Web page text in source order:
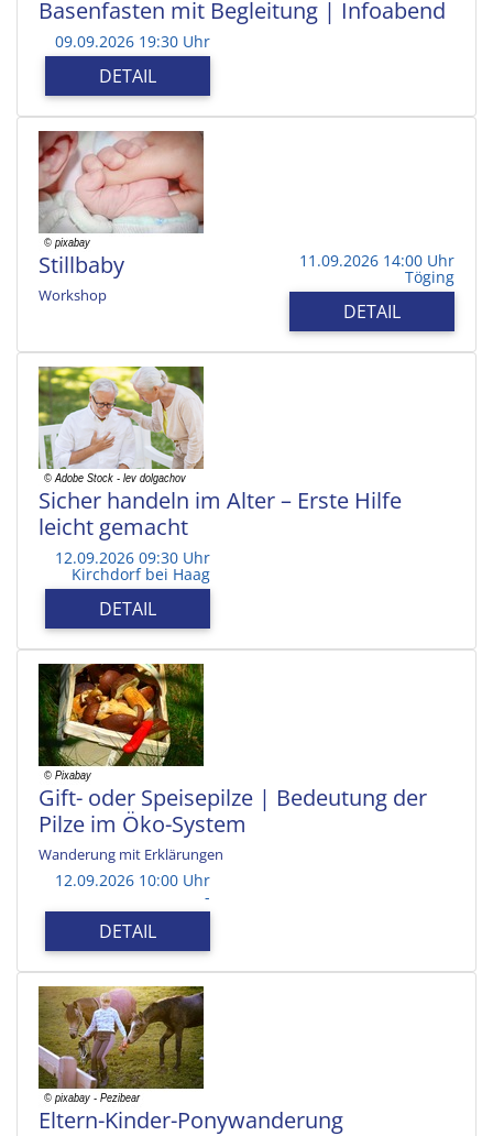
Basenfasten mit Begleitung | Infoabend
09.09.2026 19:30 Uhr
DETAIL
Stillbaby
Workshop
11.09.2026 14:00 Uhr
Töging
DETAIL
Sicher handeln im Alter – Erste Hilfe
leicht gemacht
12.09.2026 09:30 Uhr
Kirchdorf bei Haag
DETAIL
Gift- oder Speisepilze | Bedeutung der
Pilze im Öko-System
Wanderung mit Erklärungen
12.09.2026 10:00 Uhr
-
DETAIL
Eltern-Kinder-Ponywanderung